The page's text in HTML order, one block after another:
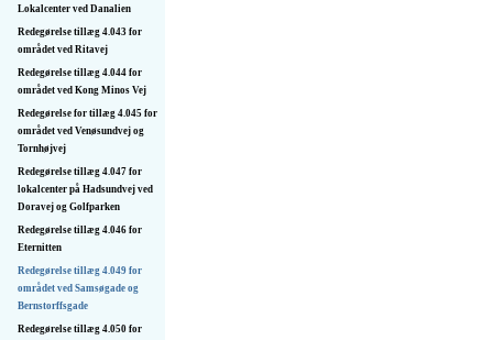
Lokalcenter ved Danalien
Redegørelse tillæg 4.043 for
området ved Ritavej
Redegørelse tillæg 4.044 for
området ved Kong Minos Vej
Redegørelse for tillæg 4.045 for
området ved Venøsundvej og
Tornhøjvej
Redegørelse tillæg 4.047 for
lokalcenter på Hadsundvej ved
Doravej og Golfparken
Redegørelse tillæg 4.046 for
Eternitten
Redegørelse tillæg 4.049 for
området ved Samsøgade og
Bernstorffsgade
Redegørelse tillæg 4.050 for